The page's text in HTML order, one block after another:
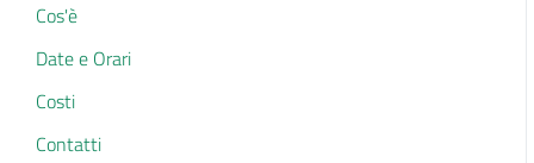
Cos'è
Date e Orari
Costi
Contatti